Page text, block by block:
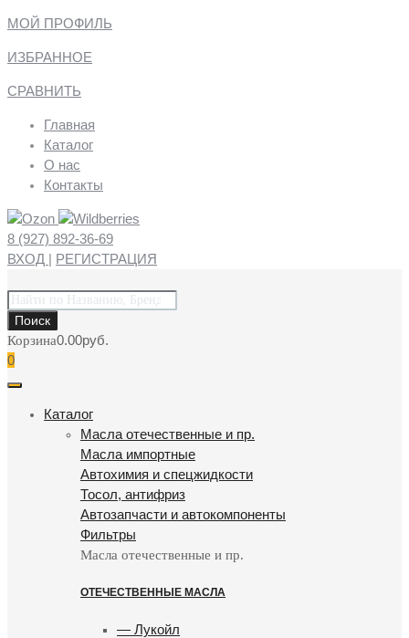
МОЙ ПРОФИЛЬ
ИЗБРАННОЕ
СРАВНИТЬ
Главная
Каталог
О нас
Контакты
8 (927) 892-36-69
ВХОД | РЕГИСТРАЦИЯ
Поиск
товаров
Поиск
Корзина0.00руб.
0
Каталог
Масла отечественные и пр.
Масла импортные
Автохимия и спецжидкости
Тосол, антифриз
Автозапчасти и автокомпоненты
Фильтры
Масла отечественные и пр.
ОТЕЧЕСТВЕННЫЕ МАСЛА
— Лукойл